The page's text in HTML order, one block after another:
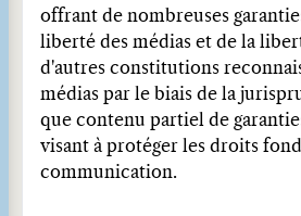
offrant de nombreuses
liberté des médias et de la
d'autres constitutions
médias par le biais de la
que contenu partiel de
visant à protéger les droits
communication.